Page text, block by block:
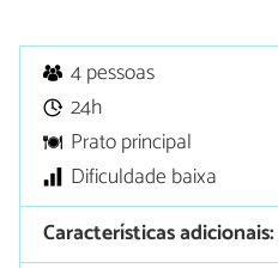
4 pessoas
24h
Prato principal
Dificuldade baixa
Características adicionais: